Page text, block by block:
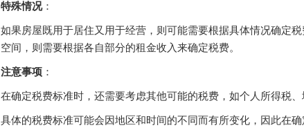
特殊情况：
如果房屋既用于居住又用于经营，则可能需要根据具体情况确定
空间，则需要根据各自部分的租金收入来确定税费。
注意事项 ：
在确定税费标准时，还需要考虑其他可能的税费，如个人所得税、
具体的税费标准可能会因地区和时间的不同而有所变化，因此在